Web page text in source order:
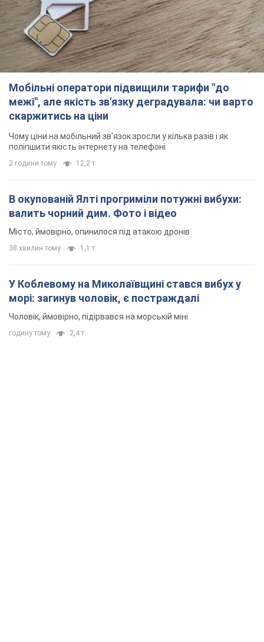
Мобільні оператори підвищили тарифи "до
межі", але якість зв'язку деградувала: чи варто
скаржитись на ціни
Чому ціни на мобільний зв'язок зросли у кілька разів і як
поліпшити якість інтернету на телефоні
2 години тому 12,2 т.
В окупованій Ялті прогриміли потужні вибухи:
валить чорний дим. Фото і відео
Місто, ймовірно, опинилося під атакою дронів
38 хвилин тому 1,1 т.
У Коблевому на Миколаївщині стався вибух у
морі: загинув чоловік, є постраждалі
Чоловік, ймовірно, підірвався на морській міні
годину тому 2,4 т.